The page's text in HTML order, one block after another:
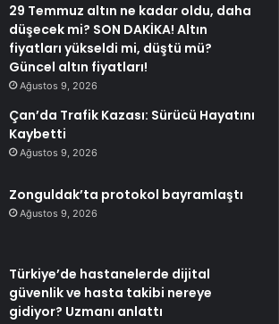
29 Temmuz altın ne kadar oldu, daha
düşecek mi? SON DAKİKA! Altın
fiyatları yükseldi mi, düştü mü?
Güncel altın fiyatları!
Ağustos 9, 2026
Çan’da Trafik Kazası: Sürücü Hayatını
Kaybetti
Ağustos 9, 2026
Zonguldak’ta protokol bayramlaştı
Ağustos 9, 2026
Türkiye’de hastanelerde dijital
güvenlik ve hasta takibi nereye
gidiyor? Uzmanı anlattı